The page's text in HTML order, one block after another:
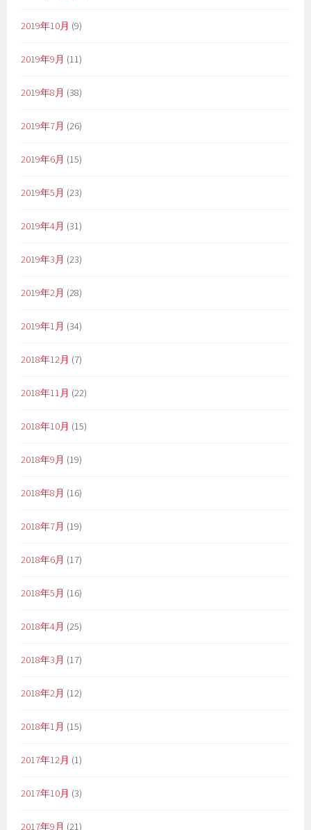
2019年10月 (9)
2019年9月 (11)
2019年8月 (38)
2019年7月 (26)
2019年6月 (15)
2019年5月 (23)
2019年4月 (31)
2019年3月 (23)
2019年2月 (28)
2019年1月 (34)
2018年12月 (7)
2018年11月 (22)
2018年10月 (15)
2018年9月 (19)
2018年8月 (16)
2018年7月 (19)
2018年6月 (17)
2018年5月 (16)
2018年4月 (25)
2018年3月 (17)
2018年2月 (12)
2018年1月 (15)
2017年12月 (1)
2017年10月 (3)
2017年9月 (21)